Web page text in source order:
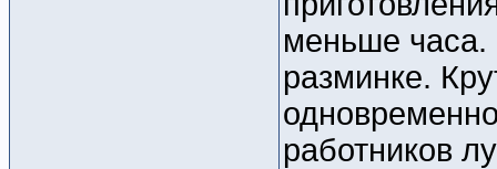
меньше часа.
разминке.
работников